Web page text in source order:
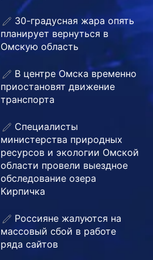
30-градусная жара опять
планирует вернуться в
Омскую область
В центре Омска временно
приостановят движение
транспорта
Специалисты
министерства природных
ресурсов и экологии Омской
области провели выездное
обследование озера
Кирпичка
Россияне жалуются на
массовый сбой в работе
ряда сайтов